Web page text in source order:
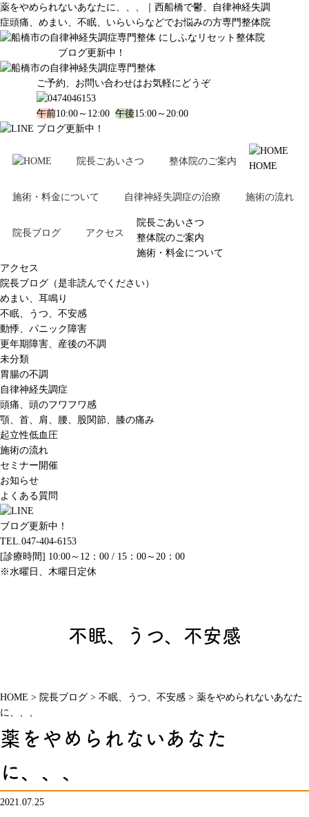
薬をやめられないあなたに、、、｜西船橋で鬱、自律神経失調
症頭痛、めまい、不眠、いらいらなどでお悩みの方専門整体院
ブログ更新中！
ご予約、お問い合わせはお気軽にどうぞ
午前10:00～12:00 午後15:00～20:00
ブログ更新中！
院長ごあいさつ 整体院のご案内
施術・料金について 自律神経失調症の治療 施術の流れ
院長ブログ アクセス
HOME
院長ごあいさつ
整体院のご案内
施術・料金について
アクセス
院長ブログ（是非読んでください）
めまい、耳鳴り
不眠、うつ、不安感
動悸、パニック障害
更年期障害、産後の不調
未分類
胃腸の不調
自律神経失調症
頭痛、頭のフワフワ感
顎、首、肩、腰、股関節、膝の痛み
起立性低血圧
施術の流れ
セミナー開催
お知らせ
よくある質問
ブログ更新中！
TEL.047-404-6153
[診療時間] 10:00～12：00 / 15：00～20：00
※水曜日、木曜日定休
不眠、うつ、不安感
HOME > 院長ブログ > 不眠、うつ、不安感 > 薬をやめられないあなた
に、、、
薬をやめられないあなた
に、、、
2021.07.25